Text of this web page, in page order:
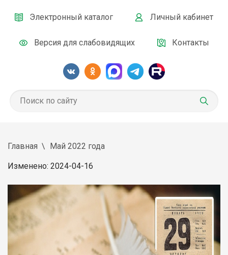
Электронный каталог Личный кабинет
Версия для слабовидящих Контакты
Главная Май 2022 года
Изменено: 2024-04-16